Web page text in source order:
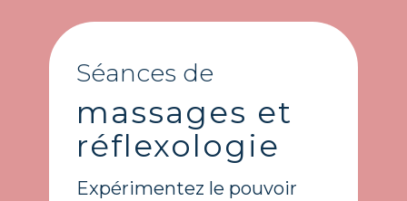
Séances de
massages et
réflexologie
Expérimentez le pouvoir